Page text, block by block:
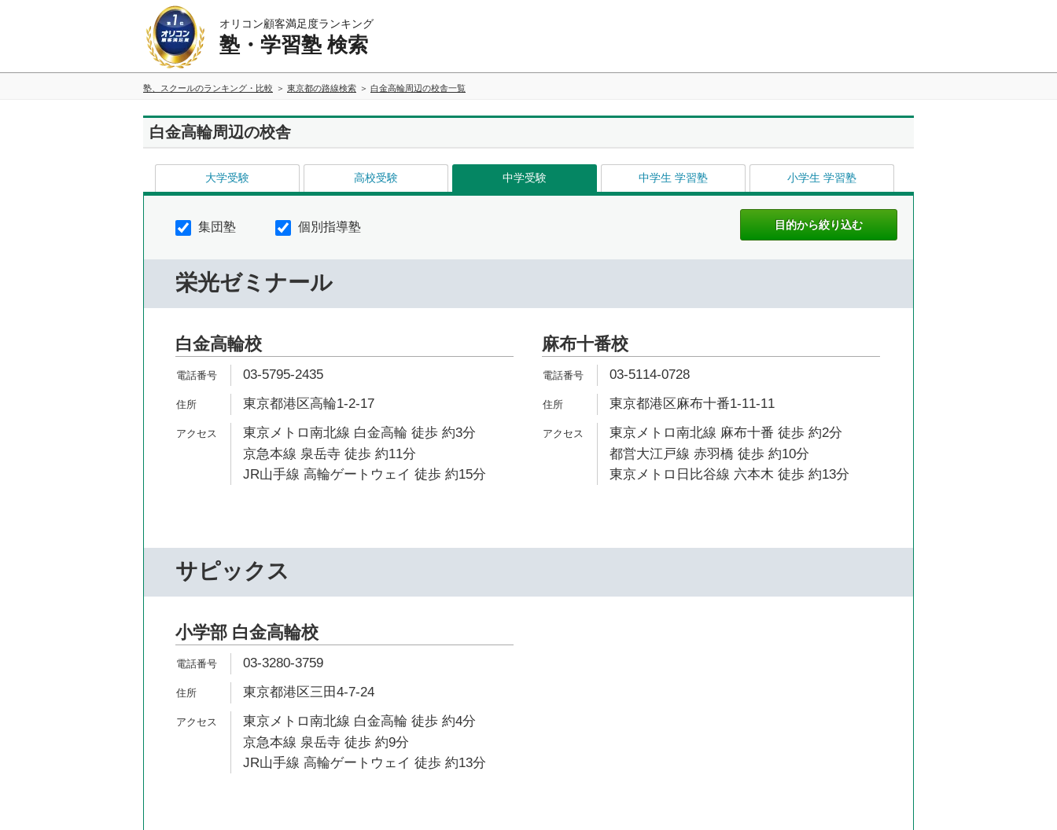
オリコン顧客満足度ランキング
塾・学習塾 検索
塾、スクールのランキング・比較 東京都の路線検索 白金高輪周辺の校舎一覧
白金高輪周辺の校舎
大学受験 高校受験 中学受験 中学生 学習塾 小学生 学習塾
集団塾 個別指導塾
栄光ゼミナール
白金高輪校
03-5795-2435
東京都港区高輪1-2-17
東京メトロ南北線 白金高輪 徒歩 約3分
京急本線 泉岳寺 徒歩 約11分
JR山手線 高輪ゲートウェイ 徒歩 約15分
麻布十番校
03-5114-0728
東京都港区麻布十番1-11-11
東京メトロ南北線 麻布十番 徒歩 約2分
都営大江戸線 赤羽橋 徒歩 約10分
東京メトロ日比谷線 六本木 徒歩 約13分
サピックス
小学部 白金高輪校
03-3280-3759
東京都港区三田4-7-24
東京メトロ南北線 白金高輪 徒歩 約4分
京急本線 泉岳寺 徒歩 約9分
JR山手線 高輪ゲートウェイ 徒歩 約13分